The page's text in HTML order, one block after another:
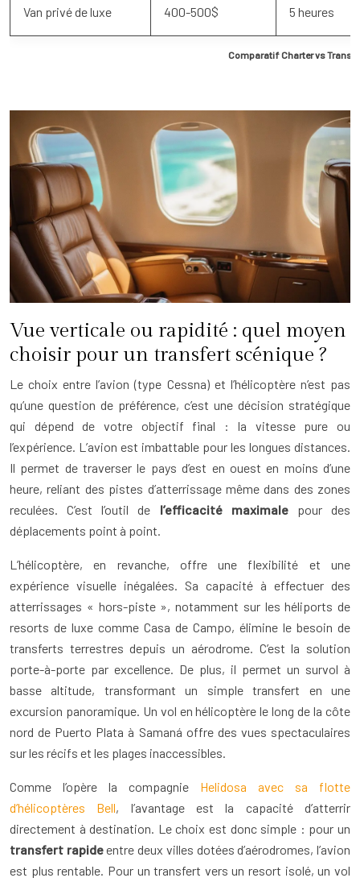
Comparatif Charter vs
Van privé de luxe 400-500$ 5 heures
Vue verticale ou rapidité : quel moyen
choisir pour un transfert scénique ?
Le choix entre l’avion (type Cessna) et l’hélicoptère n’est pas
qu’une question de préférence, c’est une décision stratégique
qui dépend de votre objectif final : la vitesse pure ou
l’expérience. L’avion est imbattable pour les longues distances.
Il permet de traverser le pays d’est en ouest en moins d’une
heure, reliant des pistes d’atterrissage même dans des zones
reculées. C’est l’outil de l’efficacité maximalepour des
déplacements point à point.
L’hélicoptère, en revanche, offre une flexibilité et une
expérience visuelle inégalées. Sa capacité à effectuer des
atterrissages « hors-piste », notamment sur les héliports de
resorts de luxe comme Casa de Campo, élimine le besoin de
transferts terrestres depuis un aérodrome. C’est la solution
porte-à-porte par excellence. De plus, il permet un survol à
basse altitude, transformant un simple transfert en une
excursion panoramique. Un vol en hélicoptère le long de la côte
nord de Puerto Plata à Samaná offre des vues spectaculaires
sur les récifs et les plages inaccessibles.
Comme l’opère la compagnie Helidosa avec sa flotte
d’hélicoptères Bell, l’avantage est la capacité d’atterrir
directement à destination. Le choix est donc simple : pour un
transfert rapideentre deux villes dotées d’aérodromes, l’avion
est plus rentable. Pour un transfert vers un resort isolé, un vol